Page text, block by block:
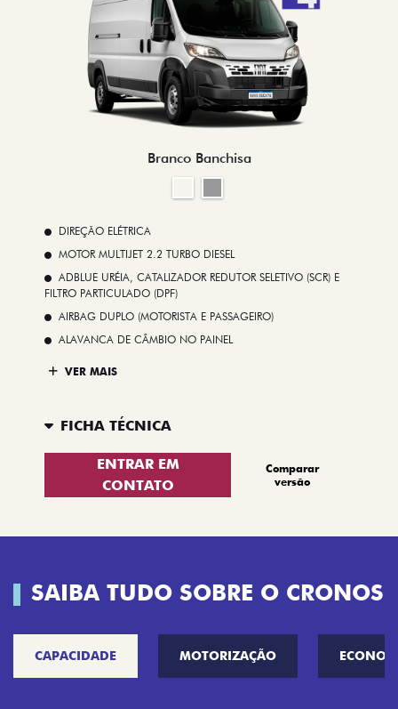
Branco Banchisa
DIREÇÃO ELÉTRICA
MOTOR MULTIJET 2.2 TURBO DIESEL
ADBLUE URÉIA, CATALIZADOR REDUTOR SELETIVO (SCR) E
FILTRO PARTICULADO (DPF)
AIRBAG DUPLO (MOTORISTA E PASSAGEIRO)
ALAVANCA DE CÂMBIO NO PAINEL
VER MAIS
FICHA TÉCNICA
ENTRAR EM
CONTATO
Comparar
versão
SAIBA TUDO SOBRE O CRONOS
CAPACIDADE MOTORIZAÇÃO